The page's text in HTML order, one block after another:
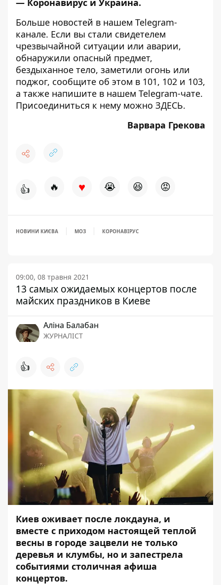
— Коронавирус и Украина.
Больше новостей в нашем Telegram-
канале. Если вы стали свидетелем
чрезвычайной ситуации или аварии,
обнаружили опасный предмет,
бездыханное тело, заметили огонь или
поджог, сообщите об этом в 101, 102 и 103,
а также напишите в нашем Telegram-чате.
Присоединиться к нему можно ЗДЕСЬ.
Варвара Грекова
👍 🔥 ♥ 😭 😆 😡
НОВИНИ КИЄВА МОЗ КОРОНАВІРУС
09:00, 08 травня 2021
13 самых ожидаемых концертов после
майских праздников в Киеве
Аліна Балабан
ЖУРНАЛІСТ
👍
Киев оживает после локдауна, и
вместе с приходом настоящей теплой
весны в городе зацвели не только
деревья и клумбы, но и запестрела
событиями столичная афиша
концертов.